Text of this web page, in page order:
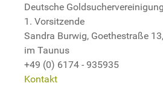
Deutsche
1. Vorsitzende
Sandra Burwig, Goethestraße
im Taunus
+49 (0) 6174 - 935935
Kontakt